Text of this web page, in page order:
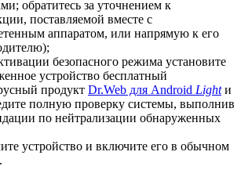
обратитесь за уточнением к
поставляемой вместе с
аппаратом, или напрямую к его
безопасного режима установите
устройство бесплатный
продукт Dr.Web для Android Lightи
полную проверку системы, выполнив
по нейтрализации обнаруженных
устройство и включите его в обычном